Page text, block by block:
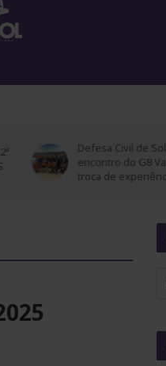
Civil de Soledade participa de
do G8 Vale do Taquari para
de experiências